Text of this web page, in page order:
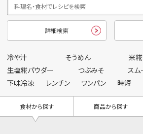
詳細検索
冷や汁 そうめん
米
生塩糀パウダー
つぶみそ
ス
下味冷凍
レンチン ワンパン 時短
食材から探す 商品から探す